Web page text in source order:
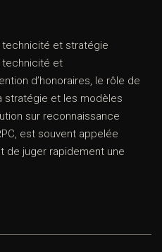
technicité et stratégie
technicité et
d’honoraires, le rôle de
stratégie et les modèles
sur reconnaissance
est souvent appelée
de juger rapidement une